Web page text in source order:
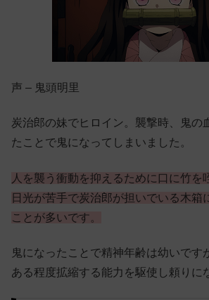
声 – 鬼頭明里
炭治郎の妹でヒロイン。襲撃時、鬼の
たことで鬼になってしまいました。
人を襲う衝動を抑えるために口に竹を
日光が苦手で炭治郎が担いでいる木箱
ことが多いです。
鬼になったことで精神年齢は幼いです
ある程度拡縮する能力を駆使し頼りに